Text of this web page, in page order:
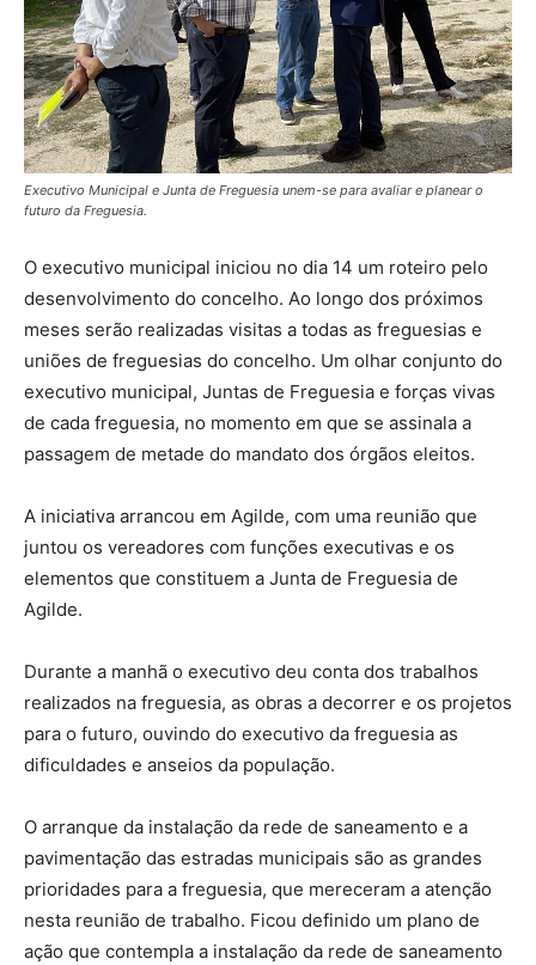
Executivo Municipal e Junta de Freguesia unem-se para avaliar e planear o
futuro da Freguesia.
O executivo municipal iniciou no dia 14 um roteiro pelo
desenvolvimento do concelho. Ao longo dos próximos
meses serão realizadas visitas a todas as freguesias e
uniões de freguesias do concelho. Um olhar conjunto do
executivo municipal, Juntas de Freguesia e forças vivas
de cada freguesia, no momento em que se assinala a
passagem de metade do mandato dos órgãos eleitos.
A iniciativa arrancou em Agilde, com uma reunião que
juntou os vereadores com funções executivas e os
elementos que constituem a Junta de Freguesia de
Agilde.
Durante a manhã o executivo deu conta dos trabalhos
realizados na freguesia, as obras a decorrer e os projetos
para o futuro, ouvindo do executivo da freguesia as
dificuldades e anseios da população.
O arranque da instalação da rede de saneamento e a
pavimentação das estradas municipais são as grandes
prioridades para a freguesia, que mereceram a atenção
nesta reunião de trabalho. Ficou definido um plano de
ação que contempla a instalação da rede de saneamento